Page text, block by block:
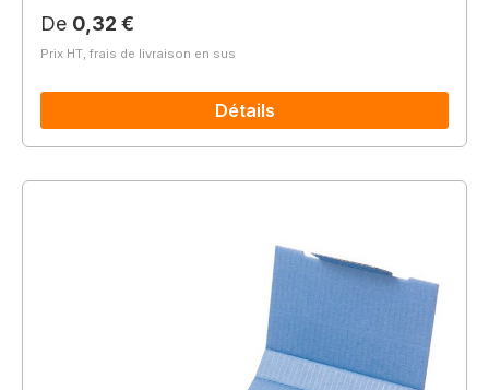
Prix régulier :
De 0,32 €
Prix HT, frais de livraison en sus
Détails